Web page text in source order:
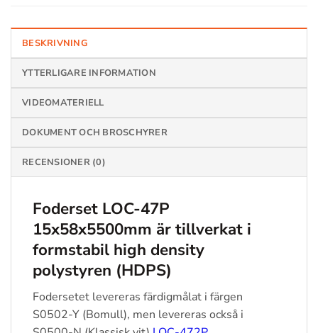
BESKRIVNING
YTTERLIGARE INFORMATION
VIDEOMATERIELL
DOKUMENT OCH BROSCHYRER
RECENSIONER (0)
Foderset LOC-47P
15x58x5500mm är tillverkat i
formstabil high density
polystyren (HDPS)
Fodersetet levereras färdigmålat i färgen
S0502-Y (Bomull), men levereras också i